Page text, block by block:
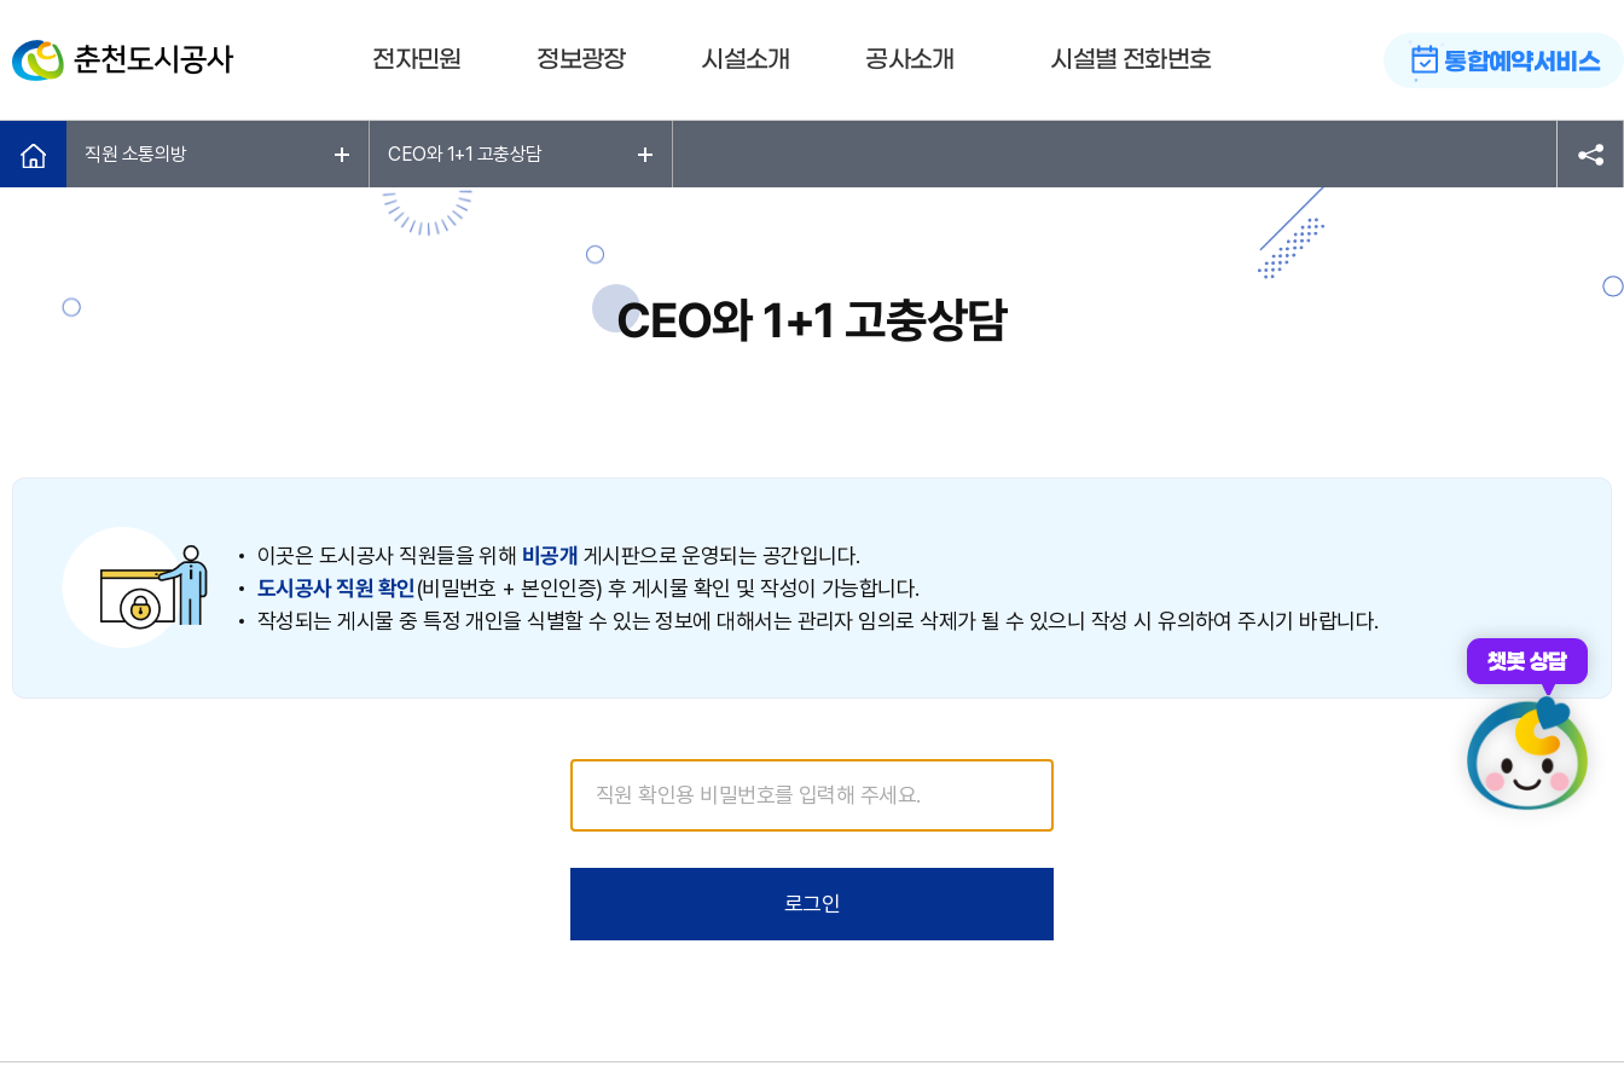
전자민원 정보광장 시설소개 공사소개 시설별 전화번호 통합예약서비스
직원 소통의방 CEO와 1+1 고충상담
CEO와 1+1 고충상담
이곳은 도시공사 직원들을 위해 비공개 게시판으로 운영되는 공간입니다.
도시공사 직원 확인(비밀번호 + 본인인증) 후 게시물 확인 및 작성이 가능합니다.
작성되는 게시물 중 특정 개인을 식별할 수 있는 정보에 대해서는 관리자 임의로 삭제가 될 수 있으니 작성 시 유의하여 주시기 바랍니다.
로그인
챗봇 상담